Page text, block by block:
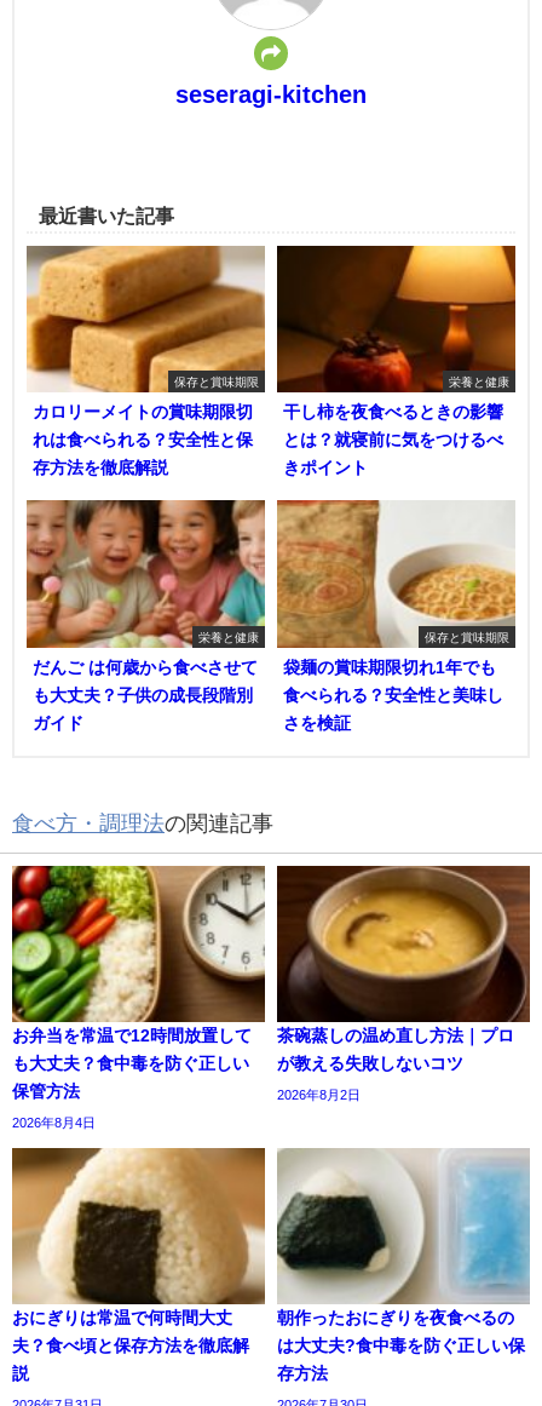
seseragi-kitchen
最近書いた記事
保存と賞味期限
カロリーメイトの賞味期限切
れは食べられる？安全性と保
存方法を徹底解説
栄養と健康
干し柿を夜食べるときの影響
とは？就寝前に気をつけるべ
きポイント
栄養と健康
だんご は何歳から食べさせて
も大丈夫？子供の成長段階別
ガイド
保存と賞味期限
袋麺の賞味期限切れ1年でも
食べられる？安全性と美味し
さを検証
食べ方・調理法の関連記事
お弁当を常温で12時間放置して
も大丈夫？食中毒を防ぐ正しい
保管方法
2026年8月4日
茶碗蒸しの温め直し方法｜プロ
が教える失敗しないコツ
2026年8月2日
おにぎりは常温で何時間大丈
夫？食べ頃と保存方法を徹底解
説
朝作ったおにぎりを夜食べるの
は大丈夫?食中毒を防ぐ正しい保
存方法